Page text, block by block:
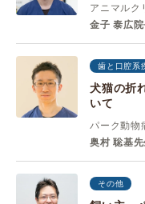
アニマルク
金子 泰広院
歯と口腔系
犬猫の折
いて
パーク動物
奥村 聡基先
その他